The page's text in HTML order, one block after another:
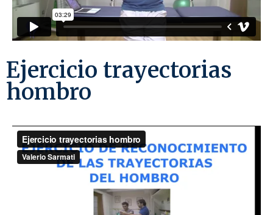
Ejercicio trayectorias
hombro